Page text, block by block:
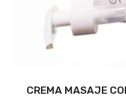
CREMA MASAJE